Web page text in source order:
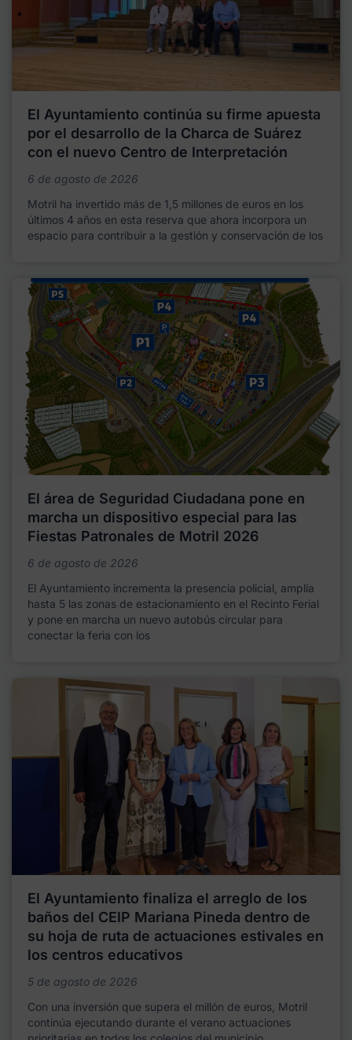
El Ayuntamiento continúa su firme apuesta
por el desarrollo de la Charca de Suárez
con el nuevo Centro de Interpretación
6 de agosto de 2026
Motril ha invertido más de 1,5 millones de euros en los
últimos 4 años en esta reserva que ahora incorpora un
espacio para contribuir a la gestión y conservación de los
El área de Seguridad Ciudadana pone en
marcha un dispositivo especial para las
Fiestas Patronales de Motril 2026
6 de agosto de 2026
El Ayuntamiento incrementa la presencia policial, amplía
hasta 5 las zonas de estacionamiento en el Recinto Ferial
y pone en marcha un nuevo autobús circular para
conectar la feria con los
El Ayuntamiento finaliza el arreglo de los
baños del CEIP Mariana Pineda dentro de
su hoja de ruta de actuaciones estivales en
los centros educativos
5 de agosto de 2026
Con una inversión que supera el millón de euros, Motril
continúa ejecutando durante el verano actuaciones